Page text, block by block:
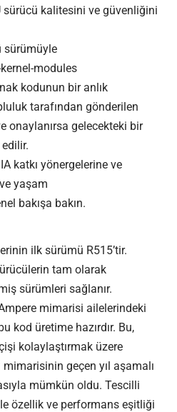
sürücü kalitesini ve güvenliğini
sürümüyle
modules
kodunun bir anlık
tarafından gönderilen
onaylanırsa gelecekteki bir
katkı yönergelerine ve
ve yaşam
bakışa bakın.
ilk sürümü R515’tir.
tam olarak
sürümleri sağlanır.
mimarisi ailelerindeki
kod üretime hazırdır. Bu,
kolaylaştırmak üzere
mimarisinin geçen yıl aşamalı
mümkün oldu. Tescilli
özellik ve performans eşitliği